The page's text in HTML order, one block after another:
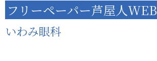
フリーペーパー芦屋人WEB
いわみ眼科